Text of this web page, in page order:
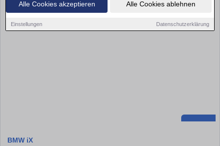
Alle Cookies akzeptieren Alle Cookies ablehnen
Einstellungen Datenschutzerklärung
BMW iX